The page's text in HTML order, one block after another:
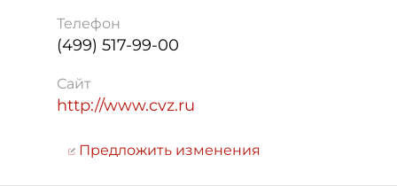
Телефон
(499) 517-99-00
Сайт
http://www.cvz.ru
Предложить изменения